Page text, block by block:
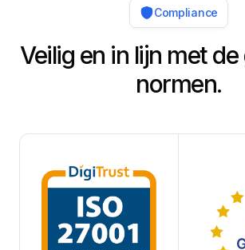
Compliance
Veilig en in lijn met
normen.